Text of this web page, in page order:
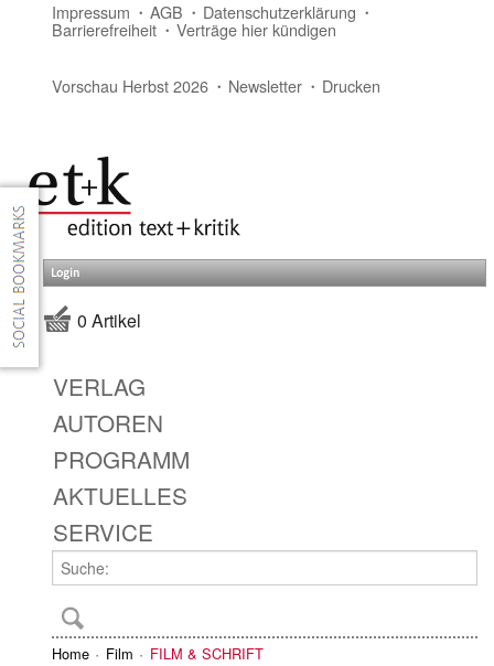
Impressum AGB Datenschutzerklärung
Barrierefreiheit Verträge hier kündigen
Vorschau Herbst 2026 Newsletter Drucken
Login
0 Artikel
VERLAG
AUTOREN
PROGRAMM
AKTUELLES
SERVICE
Home Film FILM & SCHRIFT